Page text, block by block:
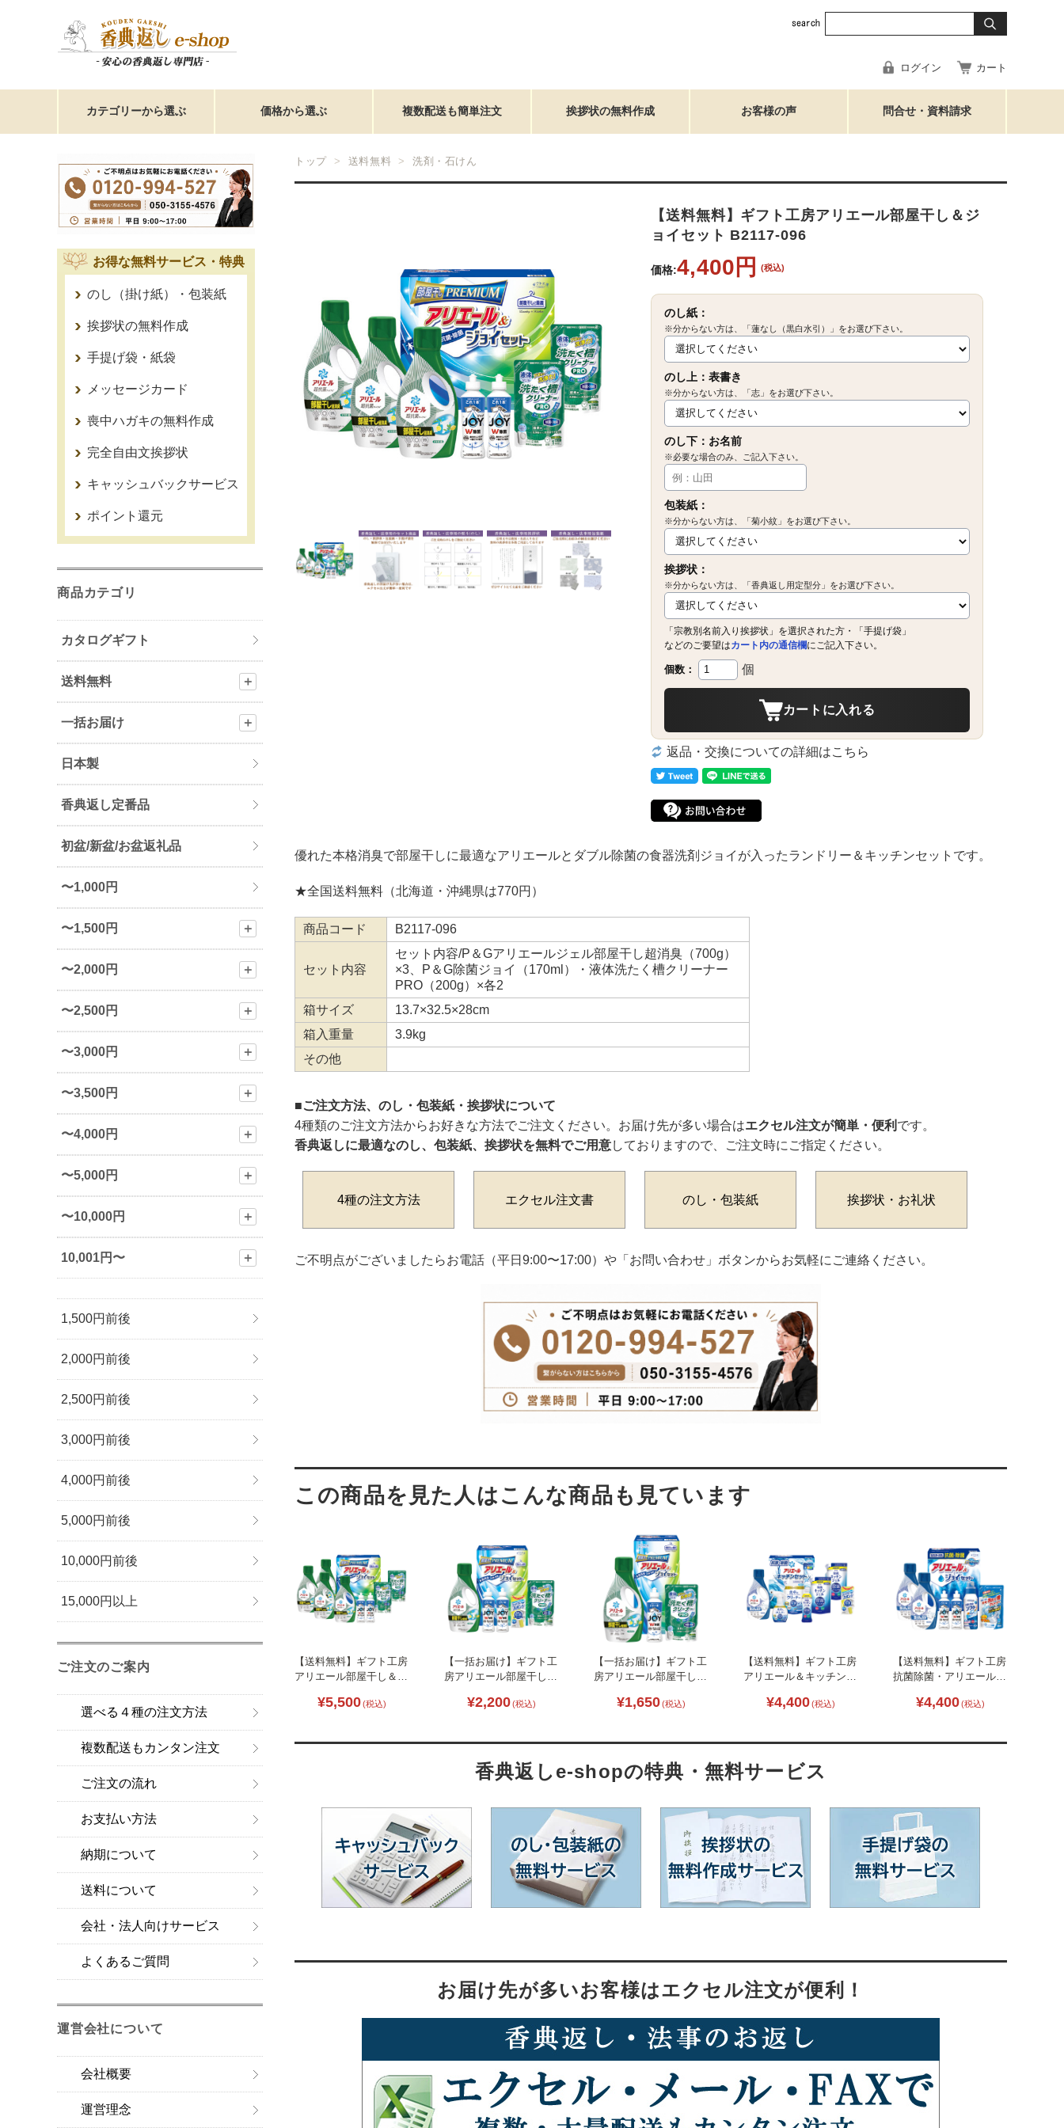
ログイン カート
カテゴリーから選ぶ 価格から選ぶ 複数配送も簡単注文 挨拶状の無料作成 お客様の声 問合せ・資料請求
トップ 送料無料 洗剤・石けん
【送料無料】ギフト工房アリエール部屋干し＆ジ
ョイセット B2117-096
価格:4,400円 (税込)
のし紙：
※分からない方は、「蓮なし（黒白水引）」をお選び下さい。
のし上：表書き
※分からない方は、「志」をお選び下さい。
のし下：お名前
※必要な場合のみ、ご記入下さい。
包装紙：
※分からない方は、「菊小紋」をお選び下さい。
挨拶状：
※分からない方は、「香典返し用定型分」をお選び下さい。
「宗教別名前入り挨拶状」を選択された方・「手提げ袋」
などのご要望はカート内の通信欄にご記入下さい。
個数： 個
カートに入れる
返品・交換についての詳細はこちら
優れた本格消臭で部屋干しに最適なアリエールとダブル除菌の食器洗剤ジョイが入ったランドリー＆キッチンセットです。
★全国送料無料（北海道・沖縄県は770円）
商品コード B2117-096
セット内容
セット内容/P＆Gアリエールジェル部屋干し超消臭（700g）
×3、P＆G除菌ジョイ（170ml）・液体洗たく槽クリーナー
PRO（200g）×各2
箱サイズ
13.7×32.5×28cm
箱入重量
3.9kg
その他
■ご注文方法、のし・包装紙・挨拶状について
4種類のご注文方法からお好きな方法でご注文ください。お届け先が多い場合はエクセル注文が簡単・便利 です。
香典返しに最適なのし、包装紙、挨拶状を無料でご用意しておりますので、ご注文時にご指定ください。
4種の注文方法 エクセル注文書 のし・包装紙 挨拶状・お礼状
ご不明点がございましたらお電話（平日9:00〜17:00）や「お問い合わせ」ボタンからお気軽にご連絡ください。
【送料無料】ギフト工房
アリエール部屋干し＆ジ
¥5,500 (税込)
【一括お届け】ギフト工
房アリエール部屋干し＆
¥2,200 (税込)
【一括お届け】ギフト工
房アリエール部屋干し＆
¥1,650 (税込)
【送料無料】ギフト工房
アリエール＆キッチンセ
¥4,400 (税込)
【送料無料】ギフト工房
抗菌除菌・アリエール＆
¥4,400 (税込)
香典返しe-shopの特典・無料サービス
お届け先が多いお客様はエクセル注文が便利！
お得な無料サービス・特典
のし（掛け紙）・包装紙
挨拶状の無料作成
手提げ袋・紙袋
メッセージカード
喪中ハガキの無料作成
完全自由文挨拶状
キャッシュバックサービス
ポイント還元
商品カテゴリ
カタログギフト
送料無料 ＋
一括お届け ＋
日本製
香典返し定番品
初盆/新盆/お盆返礼品
〜1,000円
〜1,500円 ＋
〜2,000円 ＋
〜2,500円 ＋
〜3,000円 ＋
〜3,500円 ＋
〜4,000円 ＋
〜5,000円 ＋
〜10,000円 ＋
10,001円〜 ＋
1,500円前後
2,000円前後
2,500円前後
3,000円前後
4,000円前後
5,000円前後
10,000円前後
15,000円以上
ご注文のご案内
選べる４種の注文方法
複数配送もカンタン注文
ご注文の流れ
お支払い方法
納期について
送料について
会社・法人向けサービス
よくあるご質問
運営会社について
会社概要
運営理念